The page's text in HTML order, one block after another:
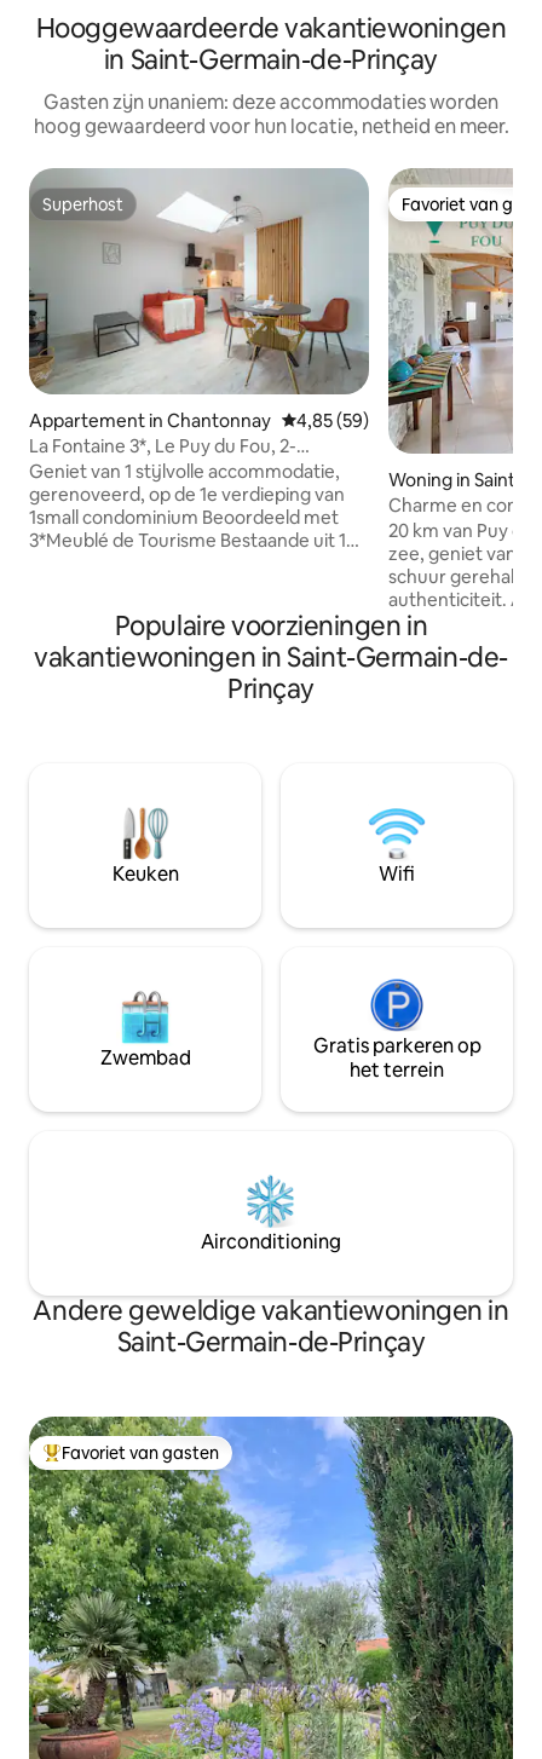
Hooggewaardeerde vakantiewoningen
in Saint-Germain-de-Prinçay
Gasten zijn unaniem: deze accommodaties worden
hoog gewaardeerd voor hun locatie, netheid en meer.
Superhost
Superhost
Appartement in Chantonnay Gemiddelde beoordeling van
4,85 (59)
La Fontaine 3*, Le Puy du Fou, 2-
persoonsappartement L’Escale Cocoon
Geniet van 1 stijlvolle accommodatie,
gerenoveerd, op de 1e verdieping van
1small condominium Beoordeeld met
3*Meublé de Tourisme Bestaande uit 1
mastersuite met kleedkamer, directe
toegang tot de badkamer inclusief
douche, hangend toilet Toegewijde wifi-
Bed opgemaakt voor uw aankomst
Favoriet van
Favoriet van
Woning in Saint-
Charme en
*Wifi *Tuin
20 km van Puy du
zee, geniet van
schuur
authenticiteit.
zichtbare stenen
moderne! Je
slaapkamers,
ligstoelen. Een
rust te komen!
Populaire voorzieningen in
vakantiewoningen in Saint-Germain-de-
Prinçay
Keuken Wifi
Zwembad
Gratis parkeren op
het terrein
Airconditioning
Andere geweldige vakantiewoningen in
Saint-Germain-de-Prinçay
Topfavoriet van gasten
Favoriet van gasten